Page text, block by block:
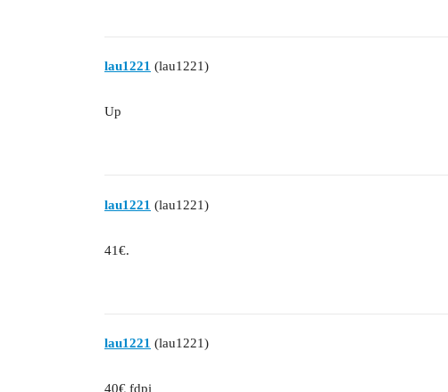
lau1221 (lau1221)
Up
lau1221 (lau1221)
41€.
lau1221 (lau1221)
40€ fdpi